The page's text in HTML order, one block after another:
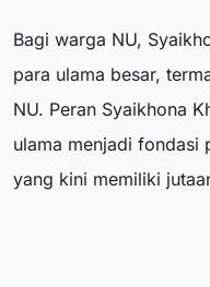
Bagi warga NU,
para ulama besar,
NU. Peran Syaikhona
ulama menjadi fondasi
yang kini memiliki